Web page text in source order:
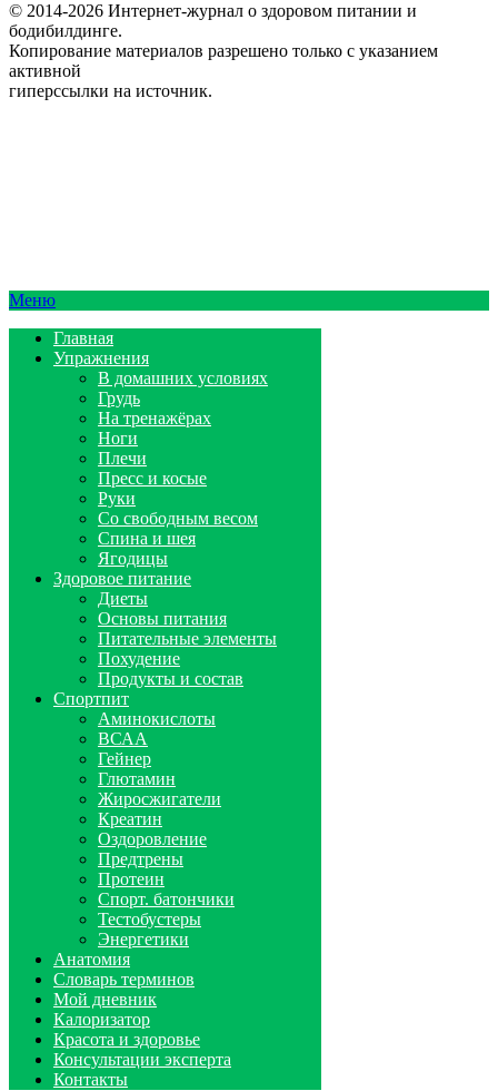
© 2014-2026 Интернет-журнал о здоровом питании и
бодибилдинге.
Копирование материалов разрешено только с указанием
активной
гиперссылки на источник.
Меню
Главная
Упражнения
В домашних условиях
Грудь
На тренажёрах
Ноги
Плечи
Пресс и косые
Руки
Со свободным весом
Спина и шея
Ягодицы
Здоровое питание
Диеты
Основы питания
Питательные элементы
Похудение
Продукты и состав
Спортпит
Аминокислоты
ВСАА
Гейнер
Глютамин
Жиросжигатели
Креатин
Оздоровление
Предтрены
Протеин
Спорт. батончики
Тестобустеры
Энергетики
Анатомия
Словарь терминов
Мой дневник
Калоризатор
Красота и здоровье
Консультации эксперта
Контакты